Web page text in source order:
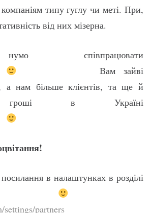
типу гуглу чи меті. При,
від них мізерна.
співпрацювати
Вам зайві
а нам більше клієнтів, та ще й
гроші в Україні
в налаштунках в розділі
partners